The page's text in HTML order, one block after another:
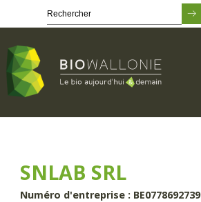
principalSNLAB SRL
Numéro d'entreprise : BE0778692739